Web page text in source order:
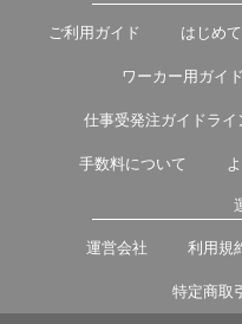
ご利用ガイド はじめ
ワーカー用ガイド
仕事受発注ガイドライ
手数料について
運営会社 利用規
特定商取